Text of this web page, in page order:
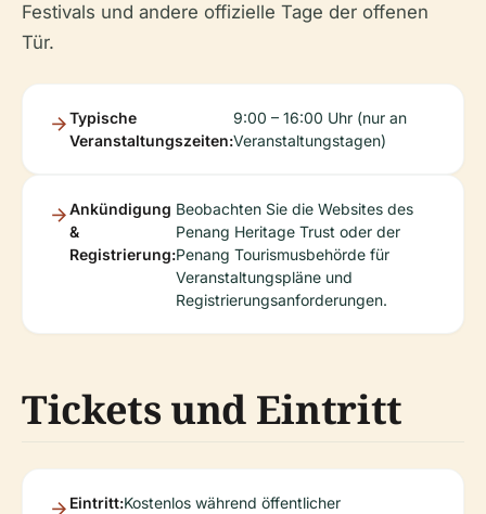
Festivals und andere offizielle Tage der offenen
Tür.
Typische
Veranstaltungszeiten:
9:00 – 16:00 Uhr (nur an
Veranstaltungstagen)
Ankündigung
&
Registrierung:
Beobachten Sie die Websites des
Penang Heritage Trust oder der
Penang Tourismusbehörde für
Veranstaltungspläne und
Registrierungsanforderungen.
Tickets und Eintritt
Eintritt:Kostenlos während öffentlicher